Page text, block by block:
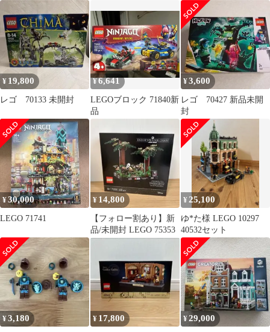
¥ 19,800
レゴ 70133 未開封
¥6,641
LEGOブロック 71840新
品
¥3,600
レゴ 70427 新品未開
封
¥30,000
LEGO 71741
¥ 14,800
【フォロー割あり】新
品/未開封 LEGO 75353
¥ 25,100
ゆ*た様 LEGO 10297
40532セット
¥3,180 ¥ 17,800 ¥29,000